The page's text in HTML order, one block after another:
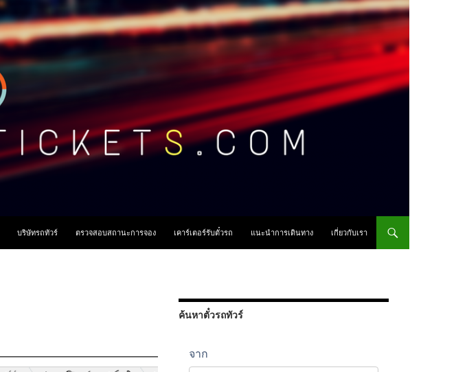
บริษัทรถทัวร์ ตรวจสอบสถานะการจอง เคาร์เตอร์รับตั๋วรถ แนะนำการเดินทาง เกี่ยวกับเรา
ค้นหาตั๋วรถทัวร์